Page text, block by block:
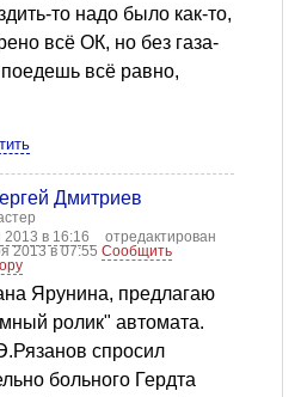
то надо было как-то,
всё ОК, но без газа-
всё равно,
Дмитриев
2013 в 16:16
отредактирован
2013 в 07:55 Сообщить
Ярунина, предлагаю
ролик" автомата.
спросил
больного Гердта